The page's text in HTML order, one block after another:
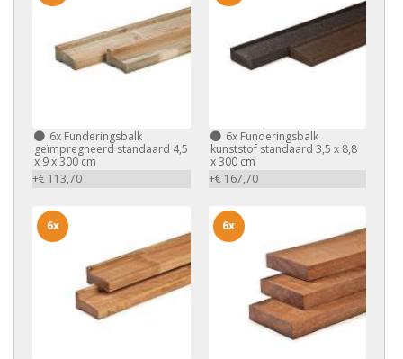
6x Funderingsbalk
geïmpregneerd standaard 4,5
x 9 x 300 cm
+€ 113,70
6xFunderingsbalk
kunststof standaard 3,5 x 8,8
x 300 cm
+€ 167,70
6x 6x